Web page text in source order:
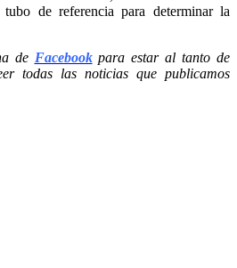
de referencia para determinar la
de Facebookpara estar al tanto de
todas las noticias que publicamos